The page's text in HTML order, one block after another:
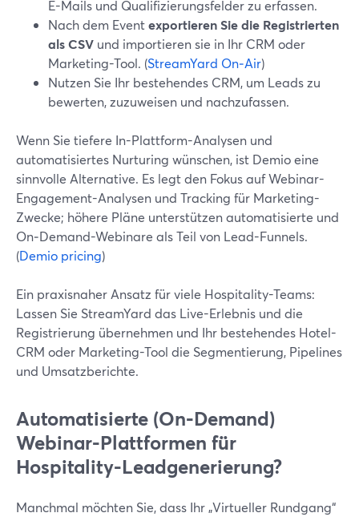
E-Mails und Qualifizierungsfelder zu erfassen.
Nach dem Eventexportieren Sie die Registrierten
als CSV und importieren sie in Ihr CRM oder
Marketing-Tool. (StreamYard On‑Air)
Nutzen Sie Ihr bestehendes CRM, um Leads zu
bewerten, zuzuweisen und nachzufassen.
Wenn Sie tiefere In-Plattform-Analysen und
automatisiertes Nurturing wünschen, ist Demio eine
sinnvolle Alternative. Es legt den Fokus auf Webinar-
Engagement-Analysen und Tracking für Marketing-
Zwecke; höhere Pläne unterstützen automatisierte und
On‑Demand-Webinare als Teil von Lead-Funnels.
(Demio pricing)
Ein praxisnaher Ansatz für viele Hospitality-Teams:
Lassen Sie StreamYard das Live-Erlebnis und die
Registrierung übernehmen und Ihr bestehendes Hotel-
CRM oder Marketing-Tool die Segmentierung, Pipelines
und Umsatzberichte.
Automatisierte (On‑Demand)
Webinar-Plattformen für
Hospitality-Leadgenerierung?
Manchmal möchten Sie, dass Ihr „Virtueller Rundgang“